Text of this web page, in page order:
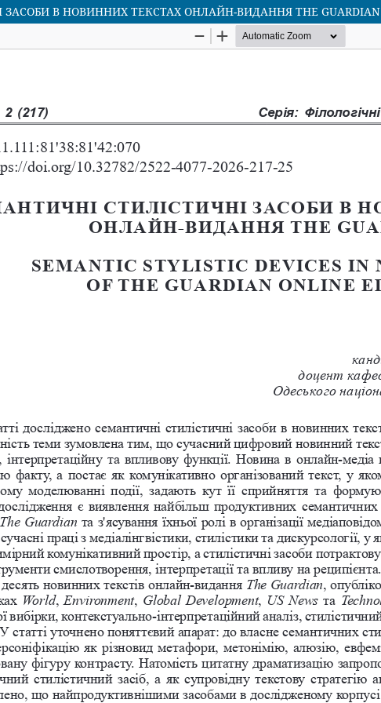
В НОВИННИХ ТЕКСТАХ ОНЛАЙН-ВИДАННЯ THE GUARDIAN